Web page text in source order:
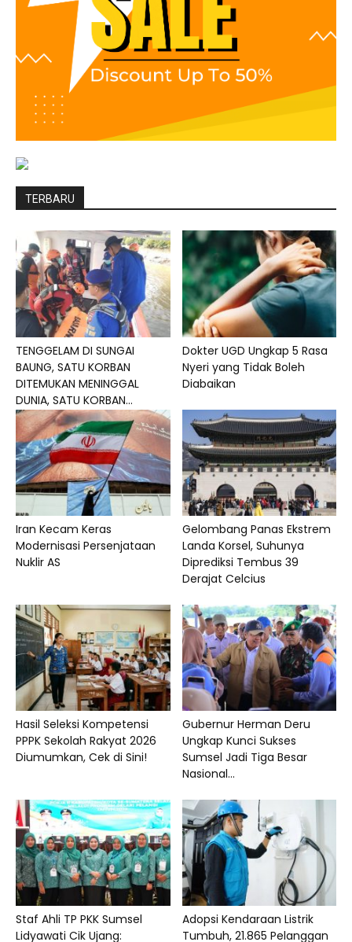
TERBARU
TENGGELAM DI SUNGAI
BAUNG, SATU KORBAN
DITEMUKAN MENINGGAL
DUNIA, SATU KORBAN...
Dokter UGD Ungkap 5 Rasa
Nyeri yang Tidak Boleh
Diabaikan
Iran Kecam Keras
Modernisasi Persenjataan
Nuklir AS
Gelombang Panas Ekstrem
Landa Korsel, Suhunya
Diprediksi Tembus 39
Derajat Celcius
Hasil Seleksi Kompetensi
PPPK Sekolah Rakyat 2026
Diumumkan, Cek di Sini!
Gubernur Herman Deru
Ungkap Kunci Sukses
Sumsel Jadi Tiga Besar
Nasional...
Staf Ahli TP PKK Sumsel
Lidyawati Cik Ujang:
Adopsi Kendaraan Listrik
Tumbuh, 21.865 Pelanggan